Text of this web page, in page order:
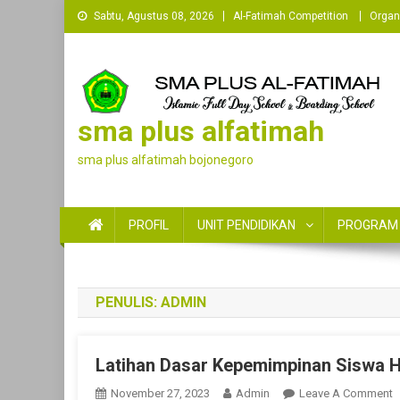
Skip
to
Sabtu, Agustus 08, 2026 Al-Fatimah Competition
sma plus alfatimah
sma plus alfatimah bojonegoro
PROFIL UNIT PENDIDIKAN
PENULIS: ADMIN
Latihan Dasar Kepemimpinan Siswa
November 27, 2023 Admin Leave A Comment